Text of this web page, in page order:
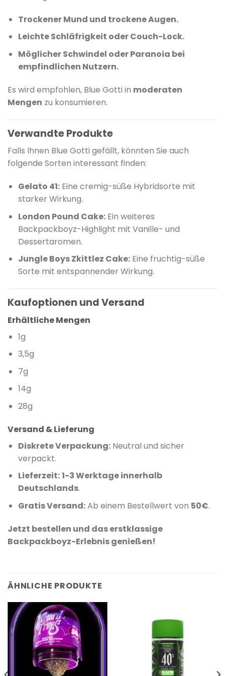
Trockener Mund und trockene Augen.
Leichte Schläfrigkeit oder Couch-Lock.
Möglicher Schwindel oder Paranoia bei
empfindlichen Nutzern.
Es wird empfohlen, Blue Gotti in moderaten
Mengen zu konsumieren.
Verwandte Produkte
Falls Ihnen Blue Gotti gefällt, könnten Sie auch
folgende Sorten interessant finden:
Gelato 41:Eine cremig-süße Hybridsorte mit
starker Wirkung.
London Pound Cake:Ein weiteres
Backpackboyz-Highlight mit Vanille- und
Dessertaromen.
Jungle Boys Zkittlez Cake:Eine fruchtig-süße
Sorte mit entspannender Wirkung.
Kaufoptionen und Versand
Erhältliche Mengen
1g
3,5g
7g
14g
28g
Versand & Lieferung
Diskrete Verpackung:Neutral und sicher
verpackt.
Lieferzeit:1-3 Werktage innerhalb
Deutschlands.
Gratis Versand:Ab einem Bestellwert von 50€.
Jetzt bestellen und das erstklassige
Backpackboyz-Erlebnis genießen!
ÄHNLICHE PRODUKTE